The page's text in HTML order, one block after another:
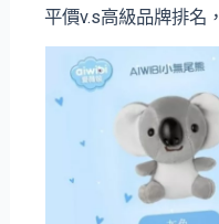
平價v.s高級品牌排名